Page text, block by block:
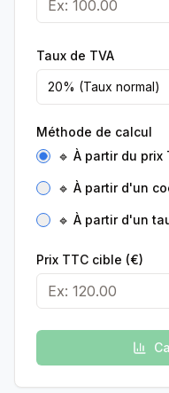
Taux de TVA
20% (Taux normal)
Méthode de calcul
🔹 À partir du prix
🔹 À partir d'un
🔹 À partir d'un
Prix TTC cible (€)